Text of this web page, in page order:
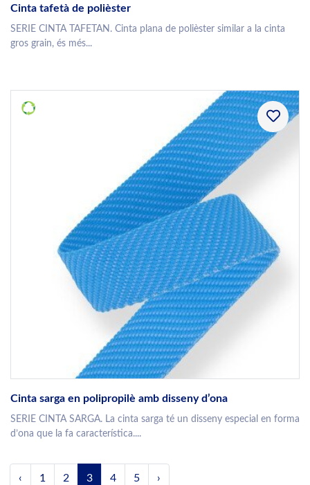
Cinta tafetà de polièster
SERIE CINTA TAFETAN. Cinta plana de polièster similar a la cinta
gros grain, és més...
Cinta sarga en polipropilè amb disseny d’ona
SERIE CINTA SARGA. La cinta sarga té un disseny especial en forma
d’ona que la fa característica....
‹ 1 2 3 4 5 ›